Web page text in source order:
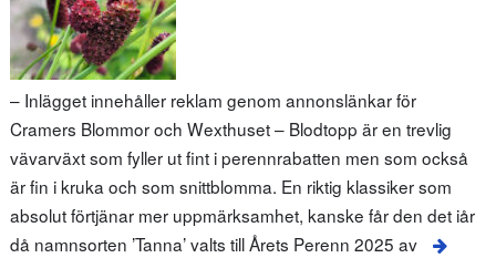
– Inlägget innehåller reklam genom annonslänkar för
Cramers Blommor och Wexthuset – Blodtopp är en trevlig
vävarväxt som fyller ut fint i perennrabatten men som också
är fin i kruka och som snittblomma. En riktig klassiker som
absolut förtjänar mer uppmärksamhet, kanske får den det iår
då namnsorten ’Tanna’ valts till Årets Perenn 2025 av